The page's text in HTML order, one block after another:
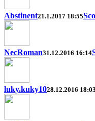
Abstinent21.1.2017 18:55
NecRoman31.12.2016 16:14
luky.kuky1028.12.2016 18:03